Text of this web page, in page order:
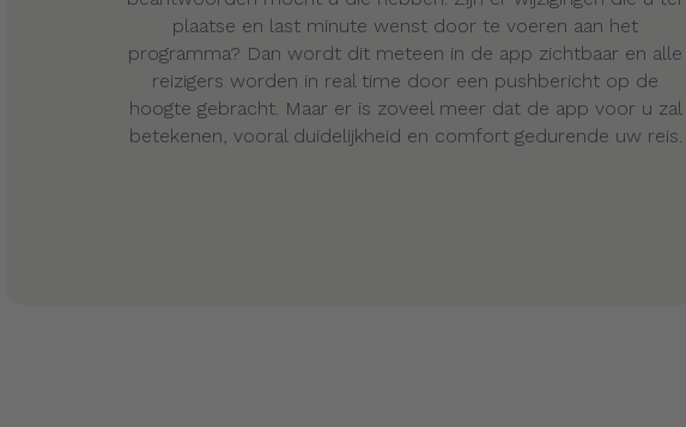
plaatse en last minute wenst door te voeren aan het
programma? Dan wordt dit meteen in de app zichtbaar en alle
reizigers worden in real time door een pushbericht op de
hoogte gebracht. Maar er is zoveel meer dat de app voor u zal
betekenen, vooral duidelijkheid en comfort gedurende uw reis.